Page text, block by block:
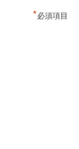
*必須項目